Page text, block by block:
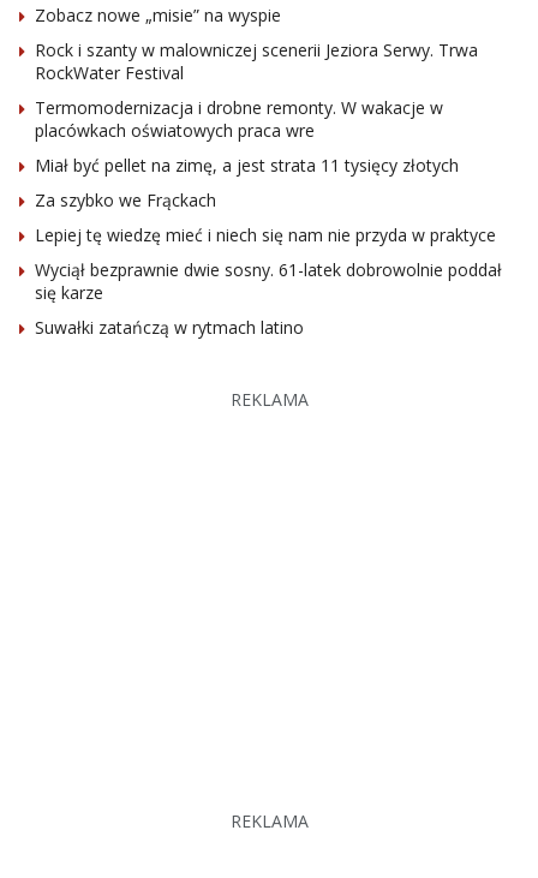
Zobacz nowe „misie” na wyspie
Rock i szanty w malowniczej scenerii Jeziora Serwy. Trwa
RockWater Festival
Termomodernizacja i drobne remonty. W wakacje w
placówkach oświatowych praca wre
Miał być pellet na zimę, a jest strata 11 tysięcy złotych
Za szybko we Frąckach
Lepiej tę wiedzę mieć i niech się nam nie przyda w praktyce
Wyciął bezprawnie dwie sosny. 61-latek dobrowolnie poddał
się karze
Suwałki zatańczą w rytmach latino
REKLAMA
REKLAMA